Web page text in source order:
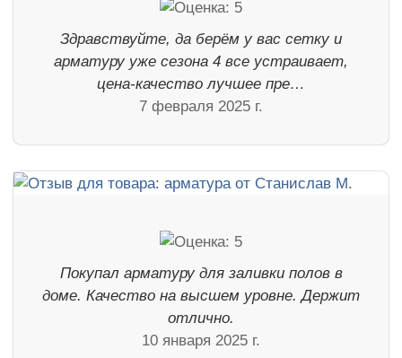
Здравствуйте, да берём у вас сетку и
арматуру уже сезона 4 все устраивает,
цена-качество лучшее пре…
7 февраля 2025 г.
Покупал арматуру для заливки полов в
доме. Качество на высшем уровне. Держит
отлично.
10 января 2025 г.